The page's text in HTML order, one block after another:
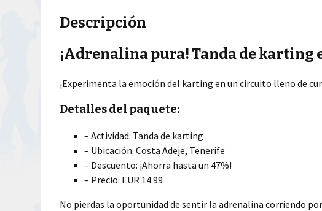
Descripción
¡Adrenalina pura! Tanda de karting
¡Experimenta la emoción del karting en un circuito lleno de
Detalles del paquete:
– Actividad: Tanda de karting
– Ubicación: Costa Adeje, Tenerife
– Descuento: ¡Ahorra hasta un 47%!
– Precio: EUR 14.99
No pierdas la oportunidad de sentir la adrenalina corriendo